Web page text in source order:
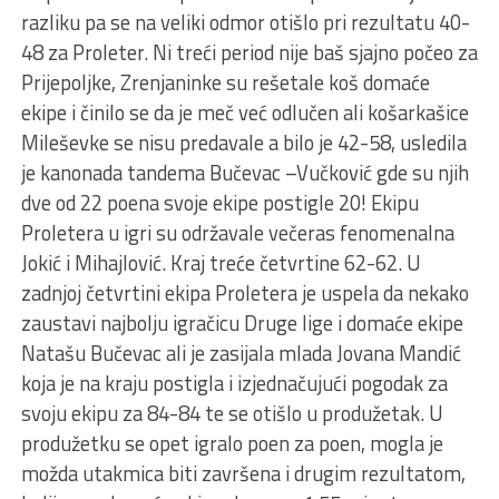
razliku pa se na veliki odmor otišlo pri rezultatu 40-
48 za Proleter. Ni treći period nije baš sjajno počeo za
Prijepoljke, Zrenjaninke su rešetale koš domaće
ekipe i činilo se da je meč već odlučen ali košarkašice
Mileševke se nisu predavale a bilo je 42-58, usledila
je kanonada tandema Bučevac –Vučković gde su njih
dve od 22 poena svoje ekipe postigle 20! Ekipu
Proletera u igri su održavale večeras fenomenalna
Jokić i Mihajlović. Kraj treće četvrtine 62-62. U
zadnjoj četvrtini ekipa Proletera je uspela da nekako
zaustavi najbolju igračicu Druge lige i domaće ekipe
Natašu Bučevac ali je zasijala mlada Jovana Mandić
koja je na kraju postigla i izjednačujući pogodak za
svoju ekipu za 84-84 te se otišlo u produžetak. U
produžetku se opet igralo poen za poen, mogla je
možda utakmica biti završena i drugim rezultatom,